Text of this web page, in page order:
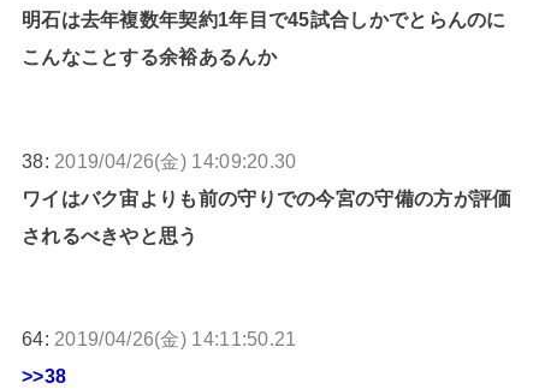
明石は去年複数年契約1年目で45試合しかでとらんのに
こんなことする余裕あるんか
38: 2019/04/26(金) 14:09:20.30
ワイはバク宙よりも前の守りでの今宮の守備の方が評価
されるべきやと思う
64: 2019/04/26(金) 14:11:50.21
>>38